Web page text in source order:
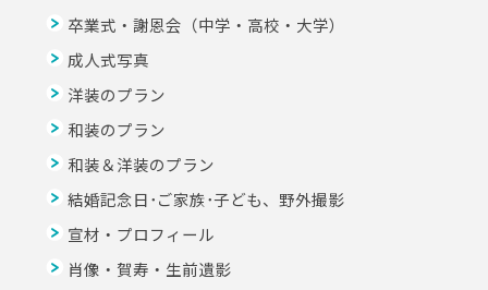
卒業式・謝恩会（中学・高校・大学）
成人式写真
洋装のプラン
和装のプラン
和装＆洋装のプラン
結婚記念日･ご家族･子ども、野外撮影
宣材・プロフィール
肖像・賀寿・生前遺影